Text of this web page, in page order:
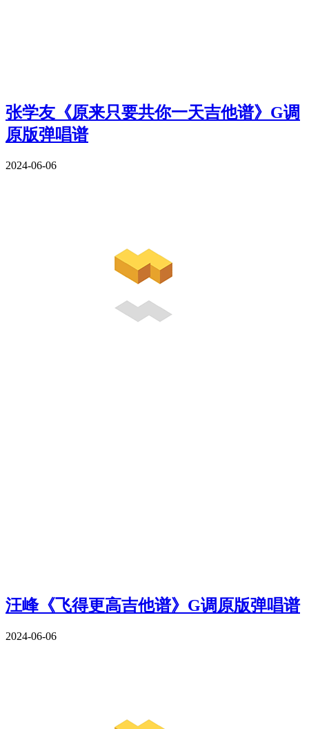
张学友《原来只要共你一天吉他谱》G调
原版弹唱谱
2024-06-06
汪峰《飞得更高吉他谱》G调原版弹唱谱
2024-06-06